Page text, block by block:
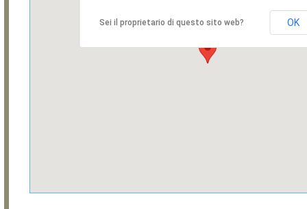
Sei il proprietario di questo sito web? OK